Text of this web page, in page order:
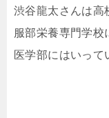
渋谷龍太さんは高
服部栄養専門学校
医学部にはいって